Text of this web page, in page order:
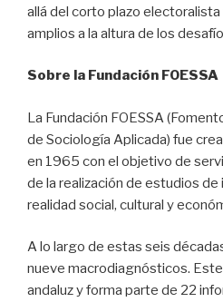
allá del corto plazo
amplios a la altura de los
Sobre la Fundación FOESSA
La Fundación FOESSA
de Sociología Aplicada) fue
en 1965 con el objetivo de
de la realización de estudios
realidad social, cultural y
A lo largo de estas seis
nueve macrodiagnósticos.
andaluz y forma parte de 22